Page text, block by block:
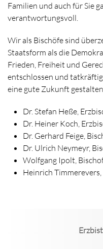
Familien und auch für Sie
verantwortungsvoll.
Wir als Bischöfe sind
Staatsform als die
Frieden, Freiheit und
entschlossen und
eine gute Zukunft
Dr. Stefan Heße,
Dr. Heiner Koch,
Dr. Gerhard Feige,
Dr. Ulrich Neymeyr,
Wolfgang Ipolt,
Heinrich